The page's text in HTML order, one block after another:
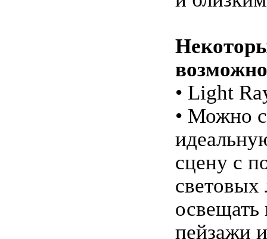
• Light
• Можно
сцену с
световых
освещать
пейзажи